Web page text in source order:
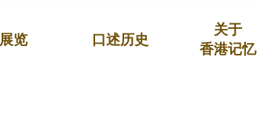
展览 口述历史
关于
香港记忆